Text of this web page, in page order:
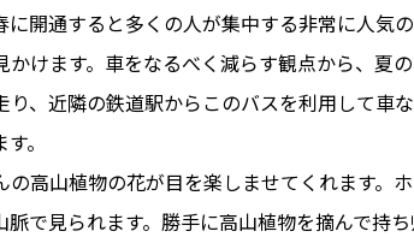
に開通すると多くの人が集中する非常に人気
かけます。車をなるべく減らす観点から、夏
り、近隣の鉄道駅からこのバスを利用して車
。
高山植物の花が目を楽しませてくれます。
で見られます。勝手に高山植物を摘んで持